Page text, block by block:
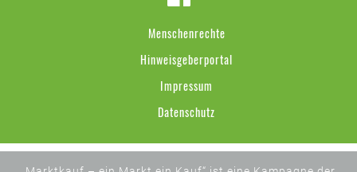
Menschenrechte
Hinweisgeberportal
Impressum
Datenschutz